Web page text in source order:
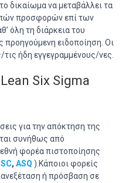
δικαίωμα να μεταβάλλει τα
προσφορών επί των
όλη τη διάρκεια του
ειδοποίηση. Οι
ήδη εγγεγραμμένους/νες.
Six Sigma
για την απόκτηση της
συνήθως από
φορέα πιστοποίησης
, ASQ ).Κάποιοι φορείς
ή πρόσβαση σε